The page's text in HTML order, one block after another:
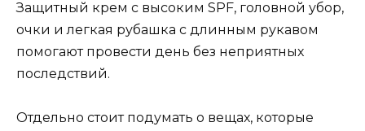
Защитный крем с высоким SPF, головной убор,
очки и легкая рубашка с длинным рукавом
помогают провести день без неприятных
последствий.
Отдельно стоит подумать о вещах, которые